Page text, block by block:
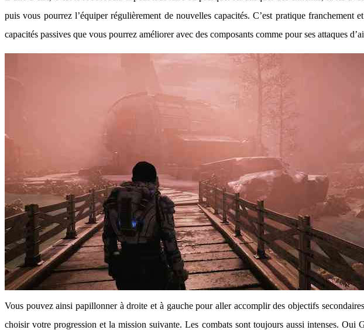
puis vous pourrez l’équiper régulièrement de nouvelles capacités. C’est pratique
capacités passives que vous pourrez améliorer avec des composants comme pour ses attaques
Vous pouvez ainsi papillonner à droite et à gauche pour aller accomplir des objectifs
choisir votre progression et la mission suivante. Les combats sont toujours aussi intenses.